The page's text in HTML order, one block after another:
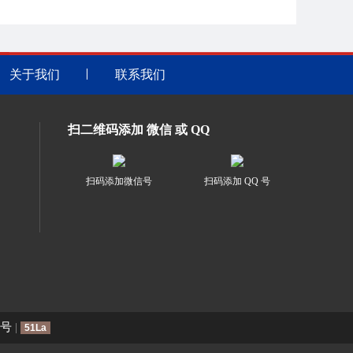
关于我们 联系我们
扫二维码添加 微信 或 QQ
扫码添加微信号 扫码添加 QQ 号
| 51La